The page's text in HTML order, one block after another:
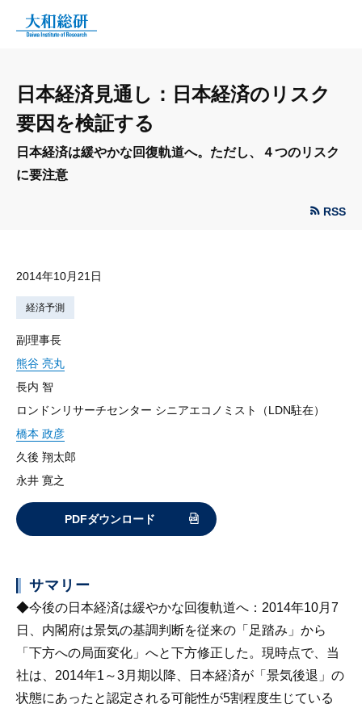
日本経済見通し：日本経済のリスク
要因を検証する
日本経済は緩やかな回復軌道へ。ただし、４つのリスク
に要注意
RSS
2014年10月21日
経済予測
副理事長
熊谷 亮丸
長内 智
ロンドンリサーチセンター シニアエコノミスト（LDN駐在）
橋本 政彦
久後 翔太郎
永井 寛之
PDFダウンロード
サマリー
◆今後の日本経済は緩やかな回復軌道へ ：2014年10月7
日、内閣府は景気の基調判断を従来の「足踏み」から
「下方への局面変化」へと下方修正した。現時点で、当
社は、2014年1～3月期以降、日本経済が「景気後退」の
状態にあったと認定される可能性が5割程度生じている